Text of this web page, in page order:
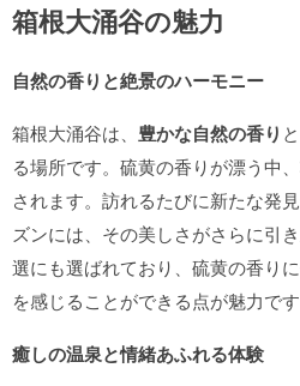
箱根大涌谷の魅力
自然の香りと絶景のハーモニー
箱根大涌谷は、 豊かな自然の香り
る場所です。硫黄の香りが漂う中
されます。訪れるたびに新たな発
ズンには、その美しさがさらに引
選にも選ばれており、硫黄の香り
を感じることができる点が魅力です
癒しの温泉と情緒あふれる体験